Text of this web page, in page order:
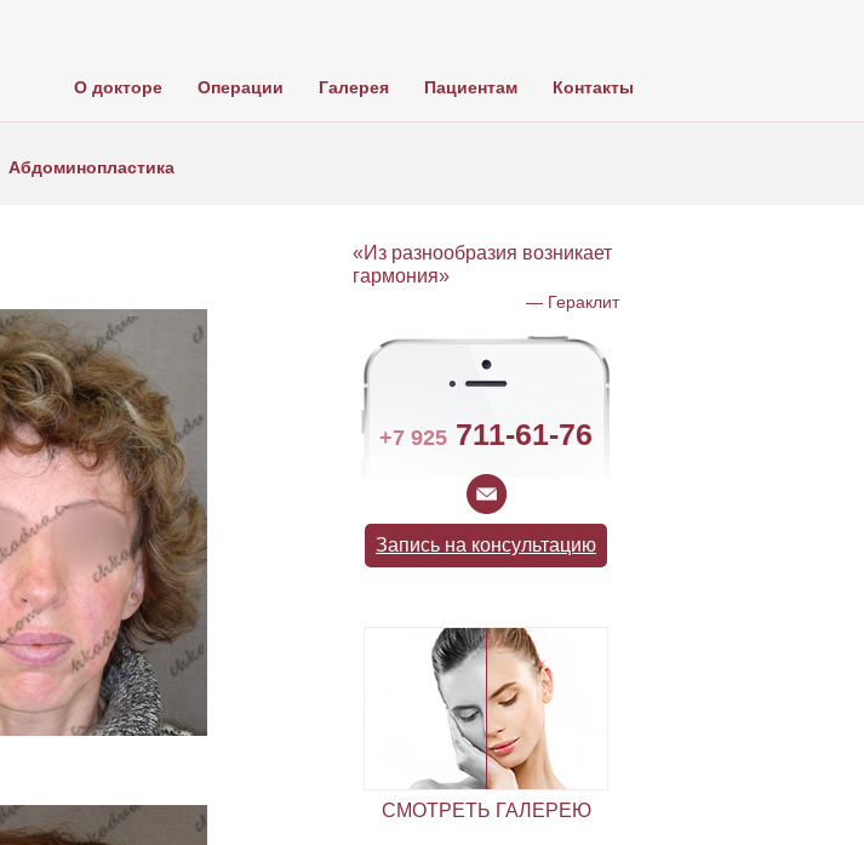
О докторе Операции Галерея Пациентам Контакты
Абдоминопластика
«Из разнообразия возникает
гармония»
— Гераклит
+7 925 711-61-76
Запись на консультацию
СМОТРЕТЬ ГАЛЕРЕЮ